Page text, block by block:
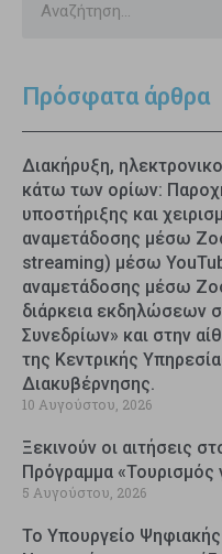
Πρόσφατα άρθρα
Διακήρυξη,
κάτω των ορίων:
υποστήριξης και
αναμετάδοσης μέσω
streaming) μέσω
αναμετάδοσης μέσω
διάρκεια εκδηλώσεων
Συνεδρίων» και στην
της Κεντρικής
Διακυβέρνησης.
10 Αυγούστου, 2026
Ξεκινούν οι αιτήσεις
Πρόγραμμα «Τουρισμός
5 Αυγούστου, 2026
Το Υπουργείο